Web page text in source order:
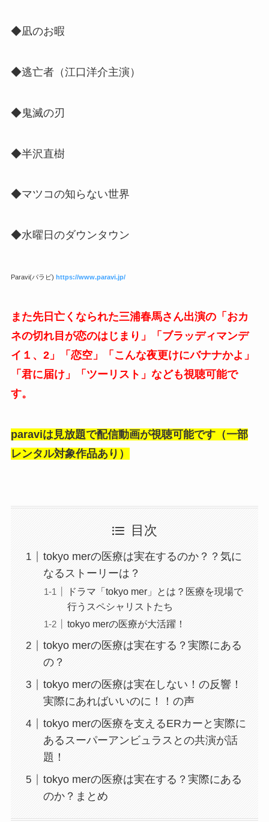
◆凪のお暇
◆逃亡者（江口洋介主演）
◆鬼滅の刃
◆半沢直樹
◆マツコの知らない世界
◆水曜日のダウンタウン
Paravi(パラビ) https://www.paravi.jp/
また先日亡くなられた三浦春馬さん出演の「おカ
ネの切れ目が恋のはじまり」「ブラッディマンデ
イ１、2」「恋空」「こんな夜更けにバナナかよ」
「君に届け」「ツーリスト」なども視聴可能で
す。
paraviは見放題で配信動画が視聴可能です（一部
レンタル対象作品あり）
目次
tokyo merの医療は実在するのか？？気に
なるストーリーは？
ドラマ「tokyo mer」とは？医療を現場で
行うスペシャリストたち
tokyo merの医療が大活躍！
tokyo merの医療は実在する？実際にある
の？
tokyo merの医療は実在しない！の反響！
実際にあればいいのに！！の声
tokyo merの医療を支えるERカーと実際に
あるスーパーアンビュラスとの共演が話
題！
tokyo merの医療は実在する？実際にある
のか？まとめ